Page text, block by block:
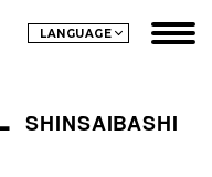
LANGUAGE
SHINSAIBASHI